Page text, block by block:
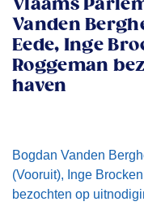
Vlaams
Vanden
Eede, Inge
Roggeman
haven
Bogdan Vanden
(Vooruit), Inge
bezochten op